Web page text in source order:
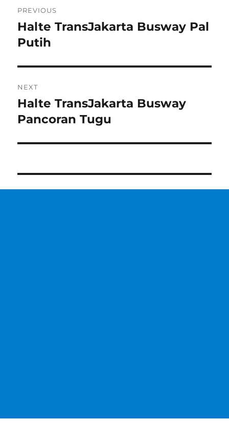
navigation
PREVIOUS
Previous
post:
Halte TransJakarta Busway Pal
Putih
NEXT
Next
post:
Halte TransJakarta Busway
Pancoran Tugu